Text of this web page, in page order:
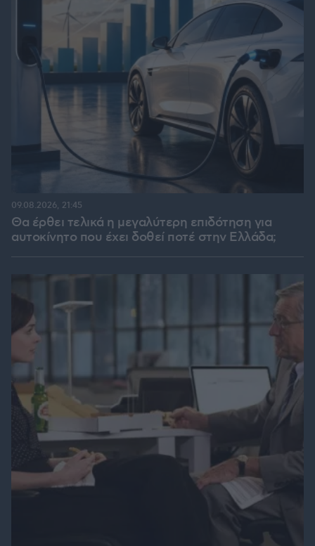
Θα έρθει τελικά η μεγαλύτερη επιδότηση για
αυτοκίνητο που έχει δοθεί ποτέ στην Ελλάδα;
09.08.2026, 21:45